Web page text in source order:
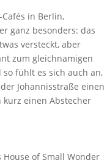
in Berlin,
ganz besonders: das
versteckt, aber
zum gleichnamigen
fühlt es sich auch an,
Johannisstraße einen
einen Abstecher
of Small Wonder